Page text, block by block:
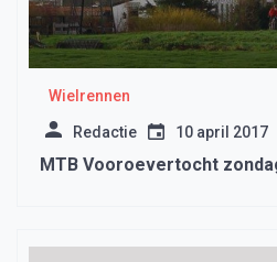
Wielrennen
Redactie 10 april 2017
MTB Vooroevertocht